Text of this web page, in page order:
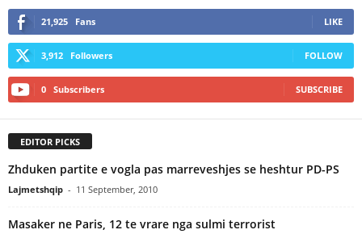
21,925 Fans LIKE
3,912 Followers FOLLOW
0 Subscribers SUBSCRIBE
EDITOR PICKS
Zhduken partite e vogla pas marreveshjes se heshtur PD-PS
Lajmetshqip - 11 September, 2010
Masaker ne Paris, 12 te vrare nga sulmi terrorist